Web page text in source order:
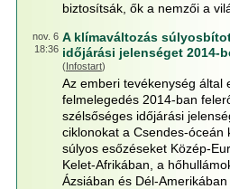
biztosítsák, ők a nemzői a
nov. 6
18:36
A klímaváltozás
időjárási jelenséget 2014-
(Infostart)
Az emberi tevékenység által
felmelegedés 2014-ban
szélsőséges időjárási
ciklonokat a Csendes-óceán
súlyos esőzéseket Közép-
Kelet-Afrikában, a
Ázsiában és Dél-